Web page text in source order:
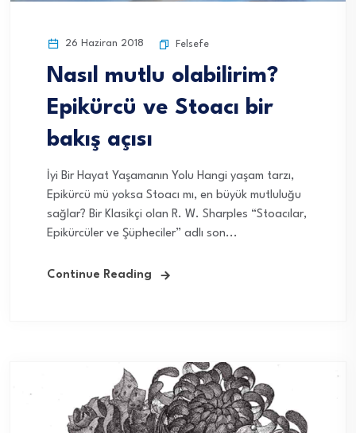
26 Haziran 2018 Felsefe
Nasıl mutlu olabilirim?
Epikürcü ve Stoacı bir
bakış açısı
İyi Bir Hayat Yaşamanın Yolu Hangi yaşam tarzı,
Epikürcü mü yoksa Stoacı mı, en büyük mutluluğu
sağlar? Bir Klasikçi olan R. W. Sharples “Stoacılar,
Epikürcüler ve Şüpheciler” adlı son...
Continue Reading